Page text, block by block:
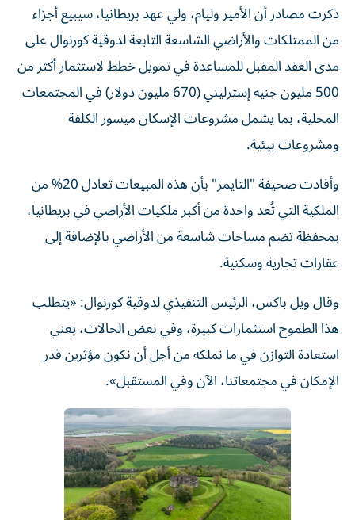
ذكرت مصادر أن الأمير وليام، ولي عهد بريطانيا، سيبيع أجزاء
من الممتلكات والأراضي الشاسعة التابعة لدوقية كورنوال على
‌مدى العقد المقبل للمساعدة في تمويل خطط لاستثمار ​أكثر من
⁠500 مليون جنيه إسترليني (670 مليون دولار) ‌في المجتمعات
المحلية، بما ‌يشمل مشروعات الإسكان ميسور الكلفة
ومشروعات بيئية.
وأفادت صحيفة "التايمز" بأن هذه المبيعات تعادل 20% من
الملكية ‌التي تُعد واحدة من أكبر ملكيات الأراضي في ⁠بريطانيا،
بمحفظة تضم مساحات شاسعة من الأراضي بالإضافة إلى
عقارات تجارية وسكنية.
وقال ويل باكس، الرئيس التنفيذي لدوقية كورنوال: «يتطلب
هذا الطموح استثمارات كبيرة، وفي بعض الحالات، يعني
استعادة التوازن في ما نملكه من أجل أن نكون ​مؤثرين قدر
الإمكان في مجتمعاتنا، الآن وفي المستقبل».